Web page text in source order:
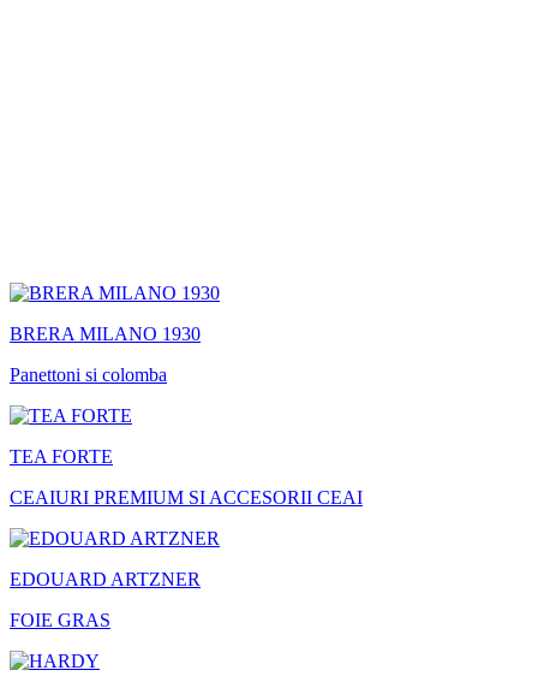
BRERA MILANO 1930
Panettoni si colomba
TEA FORTE
CEAIURI PREMIUM SI ACCESORII CEAI
EDOUARD ARTZNER
FOIE GRAS